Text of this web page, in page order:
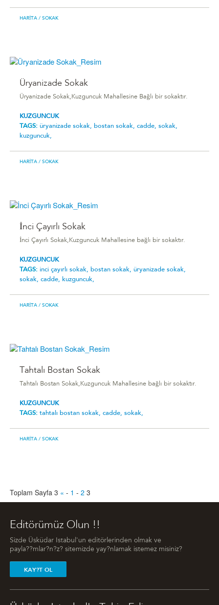
HARITA / SOKAK
Üryanizade Sokak
Üryanizade Sokak,Kuzguncuk Mahallesine Bağlı bir sokaktır.
KUZGUNCUK
TAGS: üryanizade sokak, bostan sokak, cadde, sokak,
kuzguncuk,
HARITA / SOKAK
İnci Çayırlı Sokak
İnci Çayırlı Sokak,Kuzguncuk Mahallesine bağlı bir sokaktır.
KUZGUNCUK
TAGS: i̇nci çayırlı sokak, bostan sokak, üryanizade sokak,
sokak, cadde, kuzguncuk,
HARITA / SOKAK
Tahtalı Bostan Sokak
Tahtalı Bostan Sokak,Kuzguncuk Mahallesine bağlı bir sokaktır.
KUZGUNCUK
TAGS: tahtalı bostan sokak, cadde, sokak,
HARITA / SOKAK
Toplam Sayfa 3 « - 1 - 2 3
Editörümüz Olun !!
Sizde Üsküdar Istabul'un editörlerinden olmak ve
payla??mlar?n?z? sitemizde yay?nlamak istemez misiniz?
KAY?T OL